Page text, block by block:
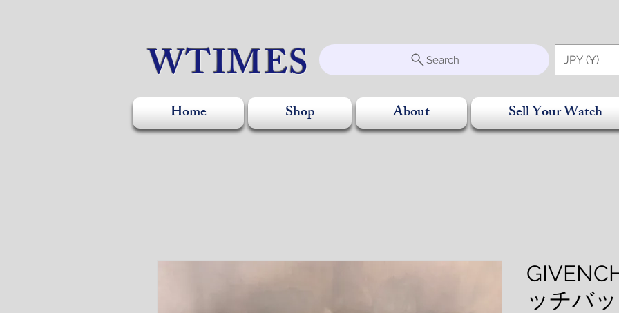
WTIMES Search JPY (¥)
Home Shop About Sell Your Watch
ッチバ